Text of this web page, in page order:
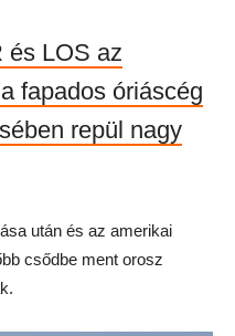
és LOS az
fapados óriáscég
repül nagy
után és az amerikai
csődbe ment orosz